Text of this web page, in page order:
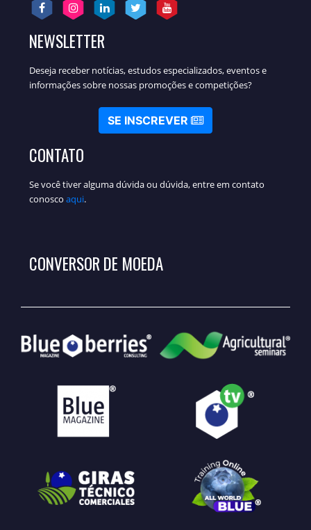
NEWSLETTER
Deseja receber notícias, estudos especializados, eventos e
informações sobre nossas promoções e competições?
SE INSCREVER
CONTATO
Se você tiver alguma dúvida ou dúvida, entre em contato
conosco aqui.
CONVERSOR DE MOEDA